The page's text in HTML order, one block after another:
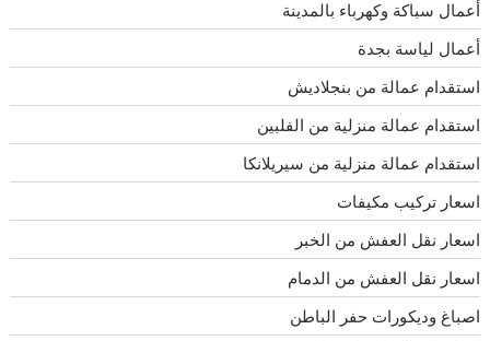
أعمال سباكة وكهرباء بالمدينة
أعمال لياسة بجدة
استقدام عمالة من بنجلاديش
استقدام عمالة منزلية من الفلبين
استقدام عمالة منزلية من سيريلانكا
اسعار تركيب مكيفات
اسعار نقل العفش من الخبر
اسعار نقل العفش من الدمام
اصباغ وديكورات حفر الباطن